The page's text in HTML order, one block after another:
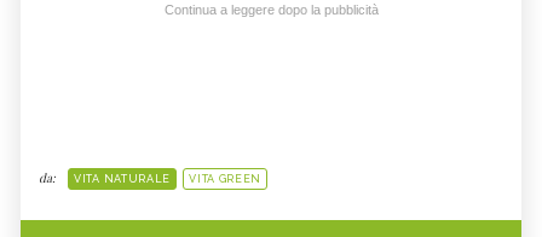
Continua a leggere dopo la pubblicità
da: VITA NATURALE VITA GREEN